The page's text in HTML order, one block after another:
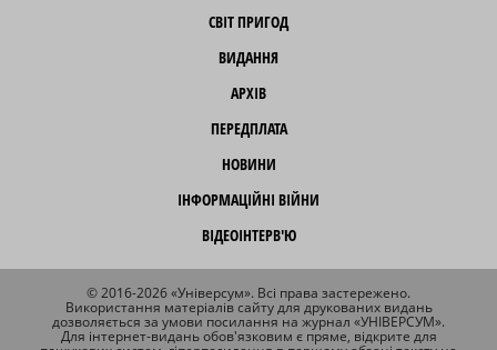
СВІТ ПРИГОД
ВИДАННЯ
АРХІВ
ПЕРЕДПЛАТА
НОВИНИ
ІНФОРМАЦІЙНІ ВІЙНИ
ВІДЕОІНТЕРВ'Ю
© 2016-2026 «Універсум». Всі права застережено.
Використання матеріалів сайту для друкованих видань
дозволяється за умови посилання на журнал «УНІВЕРСУМ».
Для інтернет-видань обов'язковим є пряме, відкрите для